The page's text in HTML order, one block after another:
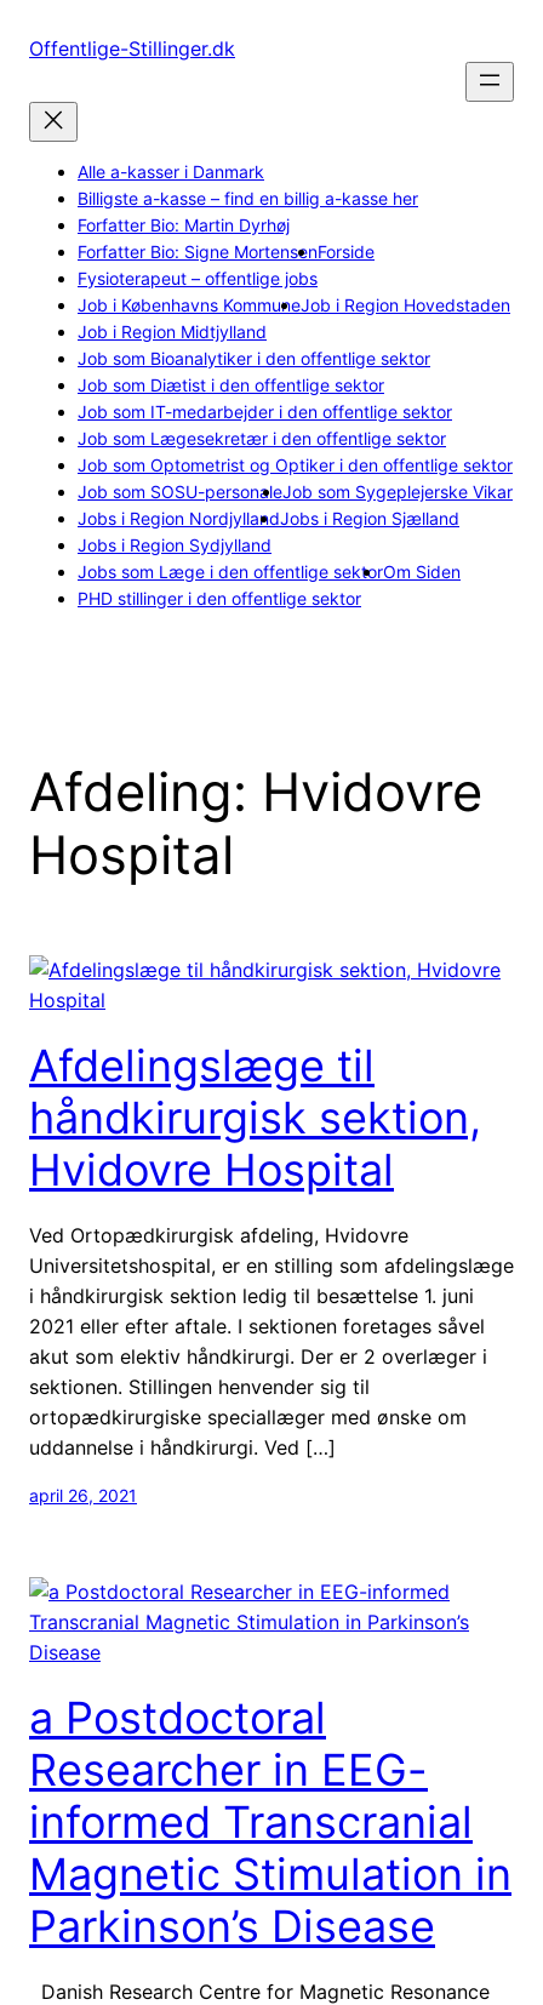
Offentlige-Stillinger.dk
Alle a-kasser i Danmark
Billigste a-kasse – find en billig a-kasse her
Forfatter Bio: Martin Dyrhøj
Forfatter Bio: Signe MortensenForside
Fysioterapeut – offentlige jobs
Job i Københavns KommuneJob i Region Hovedstaden
Job i Region Midtjylland
Job som Bioanalytiker i den offentlige sektor
Job som Diætist i den offentlige sektor
Job som IT-medarbejder i den offentlige sektor
Job som Lægesekretær i den offentlige sektor
Job som Optometrist og Optiker i den offentlige sektor
Job som SOSU-personaleJob som Sygeplejerske Vikar
Jobs i Region NordjyllandJobs i Region Sjælland
Jobs i Region Sydjylland
Jobs som Læge i den offentlige sektorOm Siden
PHD stillinger i den offentlige sektor
Afdeling: Hvidovre
Hospital
Afdelingslæge til
håndkirurgisk sektion,
Hvidovre Hospital
Ved Ortopædkirurgisk afdeling, Hvidovre
Universitetshospital, er en stilling som afdelingslæge
i håndkirurgisk sektion ledig til besættelse 1. juni
2021 eller efter aftale. I sektionen foretages såvel
akut som elektiv håndkirurgi. Der er 2 overlæger i
sektionen. Stillingen henvender sig til
ortopædkirurgiske speciallæger med ønske om
uddannelse i håndkirurgi. Ved […]
april 26, 2021
a Postdoctoral
Researcher in EEG-
informed Transcranial
Magnetic Stimulation in
Parkinson’s Disease
Danish Research Centre for Magnetic Resonance